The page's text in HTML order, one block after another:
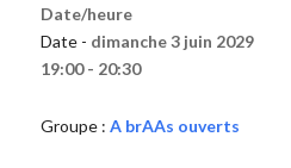
Date/heure
Date - dimanche 3 juin 2029
19:00 - 20:30
Groupe : A brAAs ouverts